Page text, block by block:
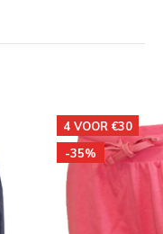
4 VOOR €30
-35%